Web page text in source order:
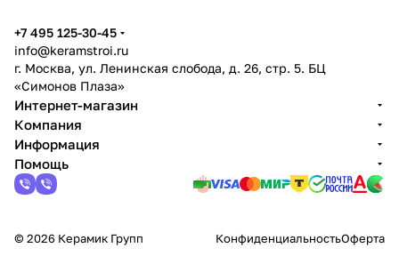
+7 495 125-30-45
info@keramstroi.ru
г. Москва, ул. Ленинская слобода, д. 26, стр. 5. БЦ
«Симонов Плаза»
Интернет-магазин
Компания
Информация
Помощь
© 2026 Керамик Групп КонфиденциальностьОферта